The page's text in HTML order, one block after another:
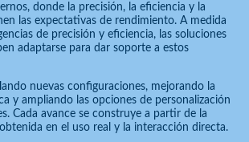
donde la precisión, la eficiencia y la
las expectativas de rendimiento. A medida
de precisión y eficiencia, las soluciones
adaptarse para dar soporte a estos
nuevas configuraciones, mejorando la
y ampliando las opciones de personalización
Cada avance se construye a partir de la
en el uso real y la interacción directa.